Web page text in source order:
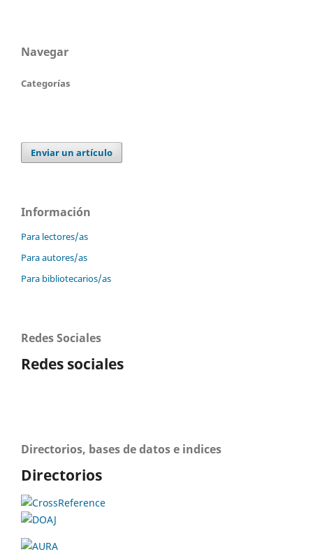
Navegar
Categorías
Enviar un artículo
Información
Para lectores/as
Para autores/as
Para bibliotecarios/as
Redes Sociales
Redes sociales
Directorios, bases de datos e indices
Directorios